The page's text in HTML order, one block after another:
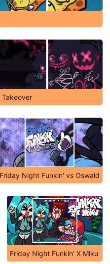
Friday Night Funkin' vs Oswald
Friday Night Funkin' X Miku